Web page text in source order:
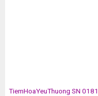
TiemHoaYeuThuong SN 0181